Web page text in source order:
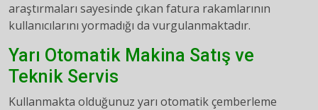
araştırmaları sayesinde çıkan fatura rakamlarının
kullanıcılarını yormadığı da vurgulanmaktadır.
Yarı Otomatik Makina Satış ve
Teknik Servis
Kullanmakta olduğunuz yarı otomatik çemberleme